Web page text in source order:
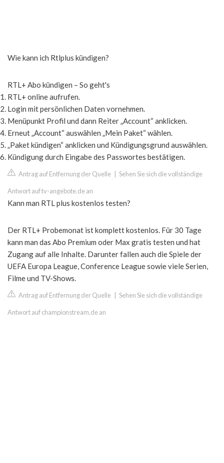
Wie kann ich Rtlplus kündigen?
RTL+ Abo kündigen – So geht's
RTL+ online aufrufen.
Login mit persönlichen Daten vornehmen.
Menüpunkt Profil und dann Reiter „Account“ anklicken.
Erneut „Account“ auswählen „Mein Paket“ wählen.
„Paket kündigen“ anklicken und Kündigungsgrund auswählen.
Kündigung durch Eingabe des Passwortes bestätigen.
Antrag auf Entfernung der Quelle Sehen Sie sich die vollständige
Antwort auf tv-angebote.de an
Kann man RTL plus kostenlos testen?
Der RTL+ Probemonat ist komplett kostenlos. Für 30 Tage
kann man das Abo Premium oder Max gratis testen und hat
Zugang auf alle Inhalte. Darunter fallen auch die Spiele der
UEFA Europa League, Conference League sowie viele Serien,
Filme und TV-Shows.
Antrag auf Entfernung der Quelle Sehen Sie sich die vollständige
Antwort auf championstream.de an